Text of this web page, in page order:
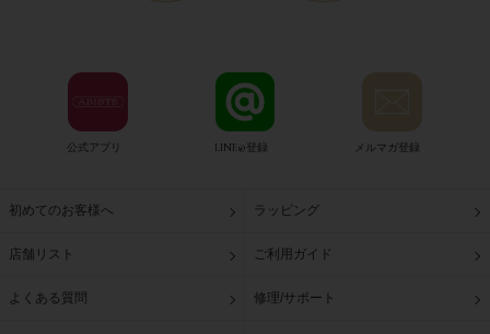
公式アプリ LINE@登録 メルマガ登録
初めてのお客様へ ラッピング
店舗リスト ご利用ガイド
よくある質問 修理/サポート